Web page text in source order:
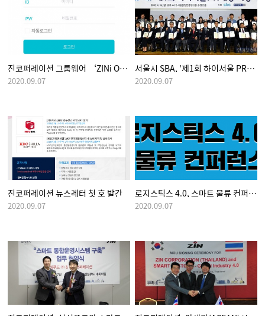
진코퍼레이션 그룹웨어 ‘ZINi Office’ 모바일 버전 오픈
2020.09.07
서울시 SBA, '제1회 하이서울 PR대상' 시상식 열어
2020.09.07
진코퍼레이션 뉴스레터 첫 호 발간
2020.09.07
로지스틱스 4.0, 스마트 물류 컨퍼런스 2018 개최
2020.09.07